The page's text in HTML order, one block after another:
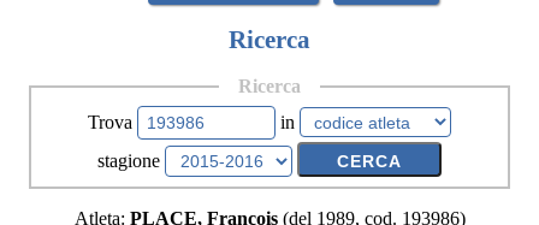
Ricerca
Ricerca
Trova
in
stagione
Atleta: PLACE, Francois(del 1989, cod. 193986)